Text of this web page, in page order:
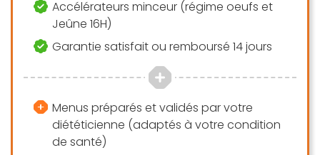
Accélérateurs minceur (régime oeufs et
Jeûne 16H)
Garantie satisfait ou remboursé 14 jours
Menus préparés et validés par votre
diététicienne (adaptés à votre condition
de santé)